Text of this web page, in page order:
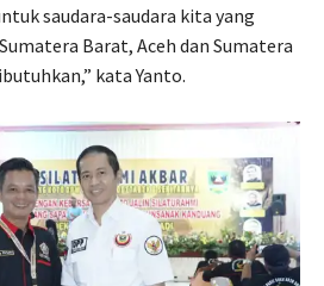
saudara-saudara kita yang
Barat, Aceh dan Sumatera
kata Yanto.